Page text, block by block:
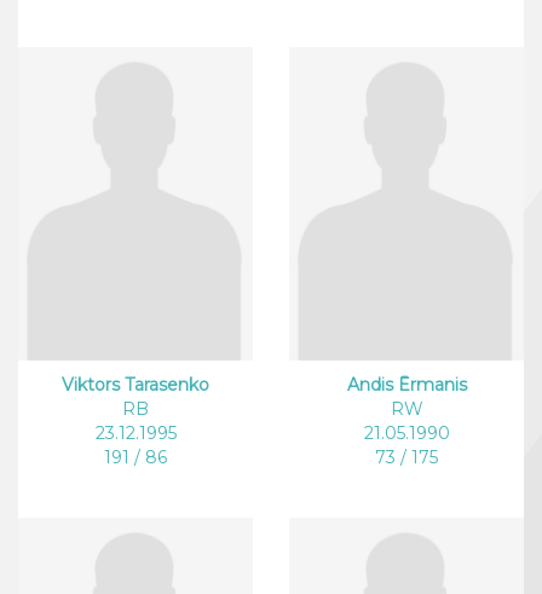
Viktors Tarasenko
RB
23.12.1995
191 / 86
Andis Ērmanis
RW
21.05.1990
73 / 175